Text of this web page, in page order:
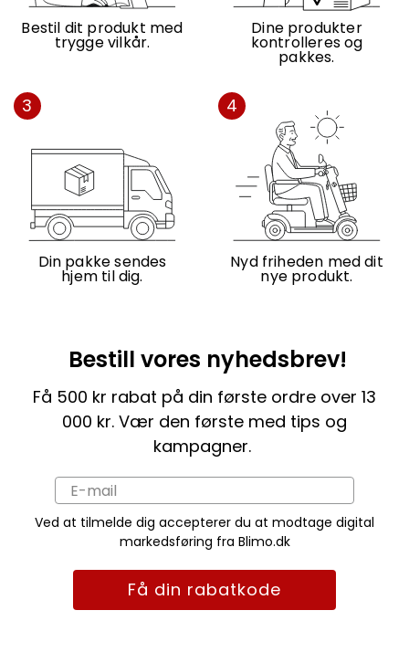
Bestil dit produkt med
trygge vilkår.
Dine produkter
kontrolleres og
pakkes.
3
Din pakke sendes
hjem til dig.
4
Nyd friheden med dit
nye produkt.
Bestill vores nyhedsbrev!
Få 500 kr rabat på din første ordre over 13
000 kr. Vær den første med tips og
kampagner.
Ved at tilmelde dig accepterer du at modtage digital
markedsføring fra Blimo.dk
Få din rabatkode